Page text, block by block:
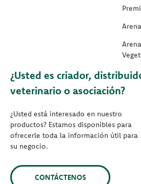
¿Usted es criador,
veterinario o asociación?
¿Usted está interesado en nuestro
productos? Estamos disponibles para
ofrecerle toda la información útil para
su negocio.
CONTÁCTENOS